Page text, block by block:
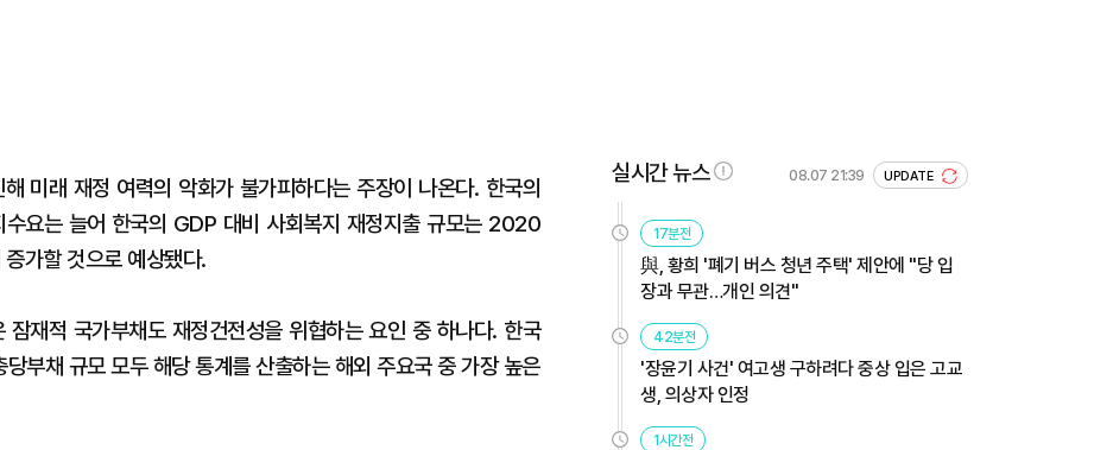
미래 재정 여력의 악화가 불가피하다는 주장이 나온다. 한국의
요는 늘어 한국의 GDP 대비 사회복지 재정지출 규모는 2020
가할 것으로 예상됐다.
재적 국가부채도 재정건전성을 위협하는 요인 중 하나다. 한국
부채 규모 모두 해당 통계를 산출하는 해외 주요국 중 가장 높은
실시간 뉴스 08.07 21:39 UPDATE
17분전
與, 황희 '폐기 버스 청년 주택' 제안에 "당 입
장과 무관…개인 의견"
42분전
'장윤기 사건' 여고생 구하려다 중상 입은 고교
생, 의상자 인정
1시간전